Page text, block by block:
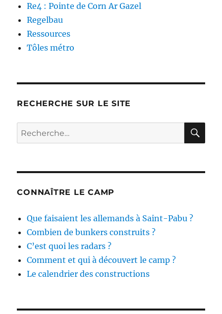
Re4 : Pointe de Corn Ar Gazel
Regelbau
Ressources
Tôles métro
RECHERCHE SUR LE SITE
Recherche
pour :
CONNAÎTRE LE CAMP
Que faisaient les allemands à Saint-Pabu ?
Combien de bunkers construits ?
C’est quoi les radars ?
Comment et qui à découvert le camp ?
Le calendrier des constructions